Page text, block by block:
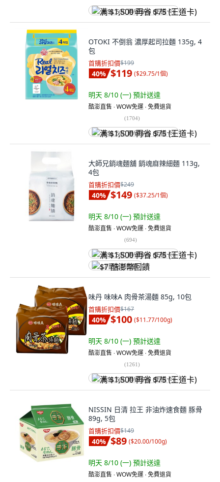
满 $1,500 再省 $75 (王道卡)
OTOKI 不倒翁 濃厚起司拉麵 135g, 4
包
首購折扣價$199
40% $119 ($29.75/1個)
明天 8/10 (一) 預計送達
酷澎直售 ∙ WOW免運 ∙ 免費退貨
(1704)
满 $1,500 再省 $75 (王道卡)
大師兄銷魂麵舖 銷魂麻辣細麵 113g,
4包
首購折扣價$249
40% $149 ($37.25/1個)
明天 8/10 (一) 預計送達
酷澎直售 ∙ WOW免運 ∙ 免費退貨
(694)
满 $1,500 再省 $75 (王道卡)
$7 酷澎幣回饋
味丹 味味A 肉骨茶湯麵 85g, 10包
首購折扣價$167
40% $100 ($11.77/100g)
明天 8/10 (一) 預計送達
酷澎直售 ∙ WOW免運 ∙ 免費退貨
(1261)
满 $1,500 再省 $75 (王道卡)
NISSIN 日清 拉王 非油炸速食麵 豚骨
89g, 5包
首購折扣價$149
40% $89 ($20.00/100g)
明天 8/10 (一) 預計送達
酷澎直售 ∙ WOW免運 ∙ 免費退貨